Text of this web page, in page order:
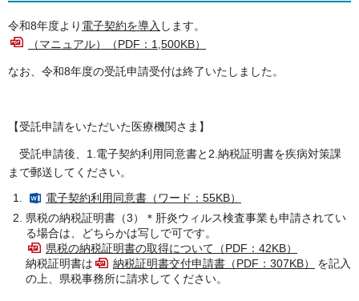
令和8年度より 電子契約を導入 します。
（マニュアル）（PDF：1,500KB）
なお、令和8年度の受託申請受付は終了いたしました。
【受託申請をいただいた医療機関さま】
受託申請後、1.電子契約利用同意書と2.納税証明書を疾病対策課
まで郵送してください。
電子契約利用同意書（ワード：55KB）
県税の納税証明書（3）＊肝炎ウィルス検査事業も申請されてい
る場合は、どちらかは写しで可です。
県税の納税証明書の取得について（PDF：42KB）​​​​​​
納税証明書は
納税証明書交付申請書（PDF：307KB）
を記入
の上、県税事務所に請求してください。